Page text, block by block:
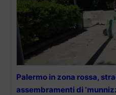
Palermo in zona rossa,
assembramenti di